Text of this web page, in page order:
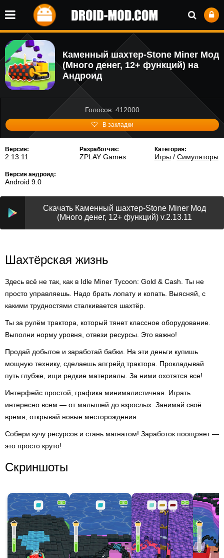
Каменный шахтер-Stone Miner Мод
(Много денег, 12+ функций) на
Андроид
Голосов: 412000
В закладки
Версия:
2.13.11
Разработчик:
ZPLAY Games
Категория:
Игры/ Симуляторы
Версия андроид:
Android 9.0
Скачать Каменный шахтер-Stone Miner Мод
(Много денег, 12+ функций) v.2.13.11
Шахтёрская жизнь
Здесь всё не так, как в Idle Miner Tycoon: Gold & Cash. Ты не
просто управляешь. Надо брать лопату и копать. Выясняй, с
какими трудностями сталкивается шахтёр.
Ты за рулём трактора, который тянет классное оборудование.
Выполни норму уровня, отвези ресурсы. Это важно!
Продай добытое и заработай бабки. На эти деньги купишь
мощную технику, сделаешь апгрейд трактора. Прокладывай
путь глубже, ищи редкие материалы. За ними охотятся все!
Интерфейс простой, графика минималистичная. Играть
интересно всем — от малышей до взрослых. Занимай своё
время, открывай новые месторождения.
Собери кучу ресурсов и стань магнатом! Заработок поощряет —
это просто круто!
Скриншоты